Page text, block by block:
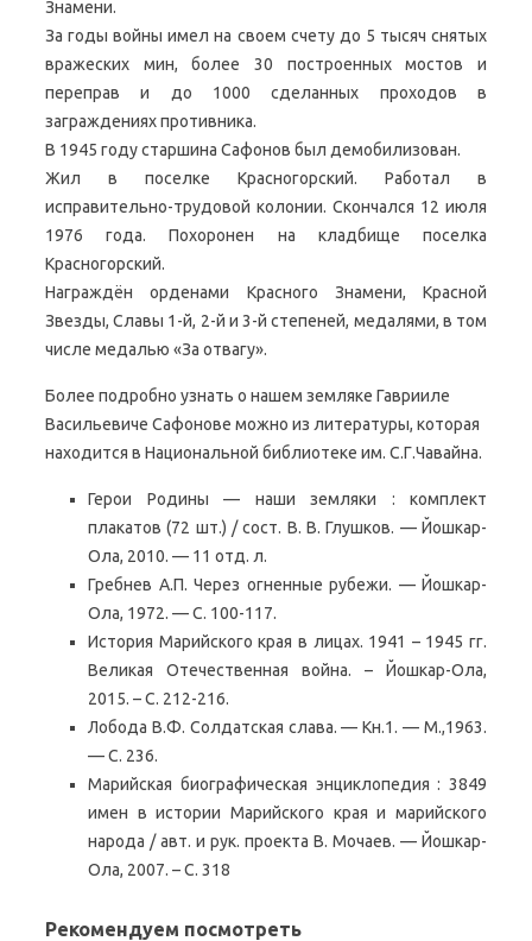
Знамени.
За годы войны имел на своем счету до 5 тысяч снятых
вражеских мин, более 30 построенных мостов и
переправ и до 1000 сделанных проходов в
заграждениях противника.
В 1945 году старшина Сафонов был демобилизован.
Жил в поселке Красногорский. Работал в
исправительно-трудовой колонии. Скончался 12 июля
1976 года. Похоронен на кладбище поселка
Красногорский.
Награждён орденами Красного Знамени, Красной
Звезды, Славы 1-й, 2-й и 3-й степеней, медалями, в том
числе медалью «За отвагу».
Более подробно узнать о нашем земляке Гаврииле
Васильевиче Сафонове можно из литературы, которая
находится в Национальной библиотеке им. С.Г.Чавайна.
Герои Родины — наши земляки : комплект
плакатов (72 шт.) / сост. В. В. Глушков. — Йошкар-
Ола, 2010. — 11 отд. л.
Гребнев А.П. Через огненные рубежи. — Йошкар-
Ола, 1972. — С. 100-117.
История Марийского края в лицах. 1941 – 1945 гг.
Великая Отечественная война. – Йошкар-Ола,
2015. – С. 212-216.
Лобода В.Ф. Солдатская слава. — Кн.1. — М.,1963.
— С. 236.
Марийская биографическая энциклопедия : 3849
имен в истории Марийского края и марийского
народа / авт. и рук. проекта В. Мочаев. — Йошкар-
Ола, 2007. – С. 318
Рекомендуем посмотреть